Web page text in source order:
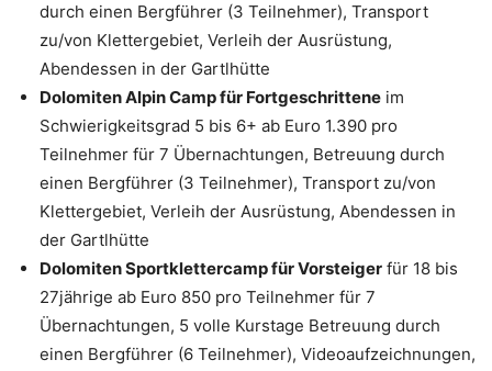
durch einen Bergführer (3 Teilnehmer), Transport
zu/von Klettergebiet, Verleih der Ausrüstung,
Abendessen in der Gartlhütte
Dolomiten Alpin Camp für Fortgeschrittene im
Schwierigkeitsgrad 5 bis 6+ ab Euro 1.390 pro
Teilnehmer für 7 Übernachtungen, Betreuung durch
einen Bergführer (3 Teilnehmer), Transport zu/von
Klettergebiet, Verleih der Ausrüstung, Abendessen in
der Gartlhütte
Dolomiten Sportklettercamp für Vorsteiger für 18 bis
27jährige ab Euro 850 pro Teilnehmer für 7
Übernachtungen, 5 volle Kurstage Betreuung durch
einen Bergführer (6 Teilnehmer), Videoaufzeichnungen,